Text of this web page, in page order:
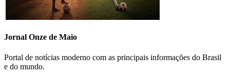
Jornal Onze de Maio
Portal de notícias moderno com as principais informações do Brasil
e do mundo.